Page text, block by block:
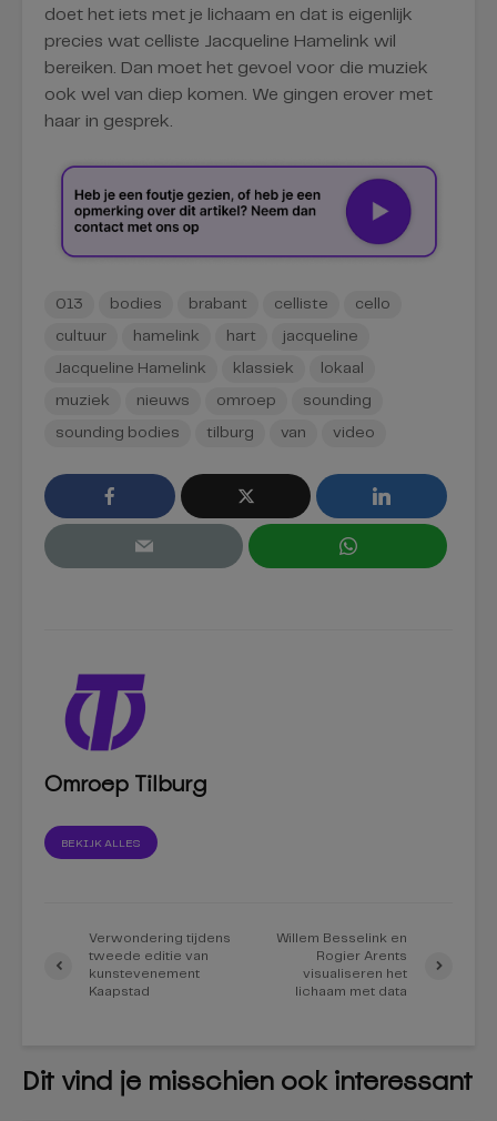
doet het iets met je lichaam en dat is eigenlijk
precies wat celliste Jacqueline Hamelink wil
bereiken. Dan moet het gevoel voor die muziek
ook wel van diep komen. We gingen erover met
haar in gesprek.
013 bodies brabant celliste cello
cultuur hamelink hart jacqueline
Jacqueline Hamelink klassiek lokaal
muziek nieuws omroep sounding
sounding bodies tilburg van video
Omroep Tilburg
BEKIJK ALLES
Verwondering tijdens
tweede editie van
kunstevenement
Kaapstad
Willem Besselink en
Rogier Arents
visualiseren het
lichaam met data
Dit vind je misschien ook interessant